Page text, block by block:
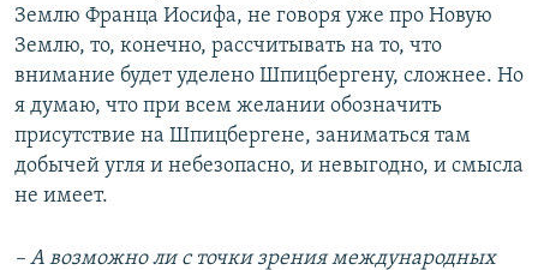
Землю Франца Иосифа, не говоря уже про Новую
Землю, то, конечно, рассчитывать на то, что
внимание будет уделено Шпицбергену, сложнее. Но
я думаю, что при всем желании обозначить
присутствие на Шпицбергене, заниматься там
добычей угля и небезопасно, и невыгодно, и смысла
не имеет.
– А возможно ли с точки зрения международных